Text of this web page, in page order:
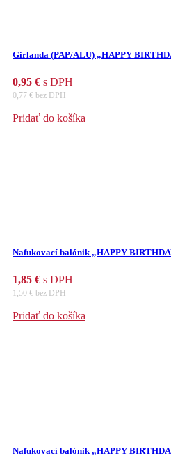
Girlanda (PAP/ALU) „HAPPY
0,95 € s DPH
0,77 € bez DPH
Pridať do košíka
Nafukovací balónik „HAPPY
1,85 € s DPH
1,50 € bez DPH
Pridať do košíka
Nafukovací balónik „HAPPY